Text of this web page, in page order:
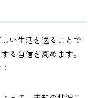
い生活を送ることで
る自信を高めます。